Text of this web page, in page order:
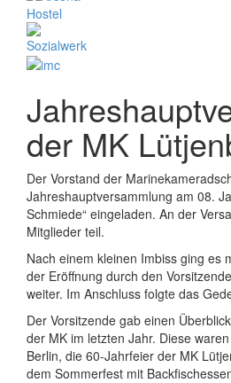
der MK
Der Vorstand der
Jahreshauptversammlung am 08.
Schmiede“ eingeladen. An der
Mitglieder teil.
Nach einem kleinen Imbiss ging es
der Eröffnung durch den
weiter. Im Anschluss folgte das
Der Vorsitzende gab einen
der MK im letzten Jahr. Diese
Berlin, die 60-Jahrfeier der MK
dem Sommerfest mit